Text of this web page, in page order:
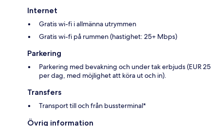
Internet
Gratis wi-fi i allmänna utrymmen
Gratis wi-fi på rummen (hastighet: 25+ Mbps)
Parkering
Parkering med bevakning och under tak erbjuds (EUR 25
per dag, med möjlighet att köra ut och in).
Transfers
Transport till och från bussterminal*
Övrig information